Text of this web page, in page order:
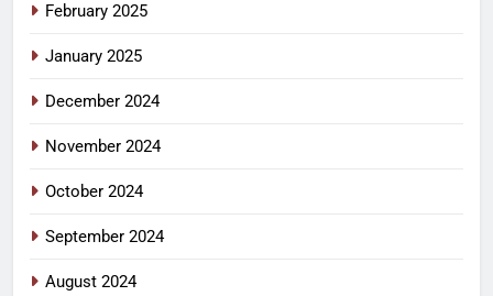
February 2025
January 2025
December 2024
November 2024
October 2024
September 2024
August 2024